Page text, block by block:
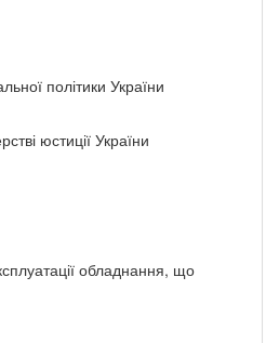
політики України
юстиції України
обладнання, що